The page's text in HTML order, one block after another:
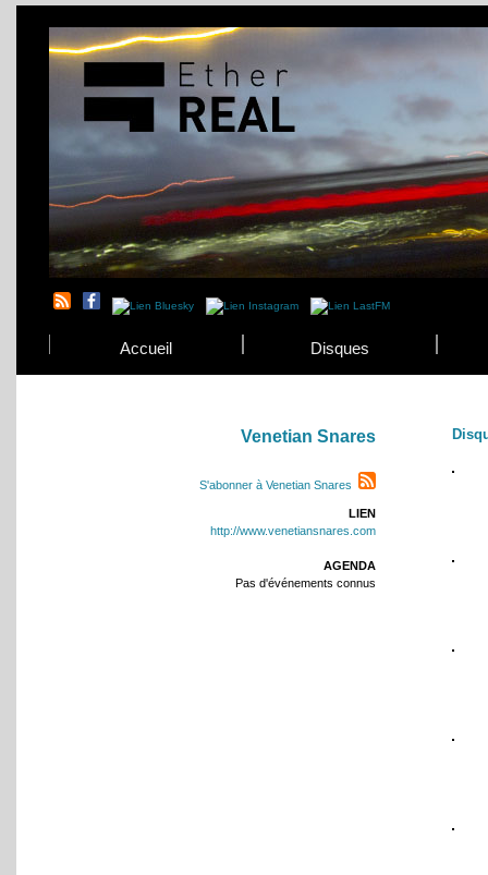
Accueil Disques
Venetian Snares
S'abonner à Venetian Snares
LIEN
http://www.venetiansnares.com
AGENDA
Pas d'événements connus